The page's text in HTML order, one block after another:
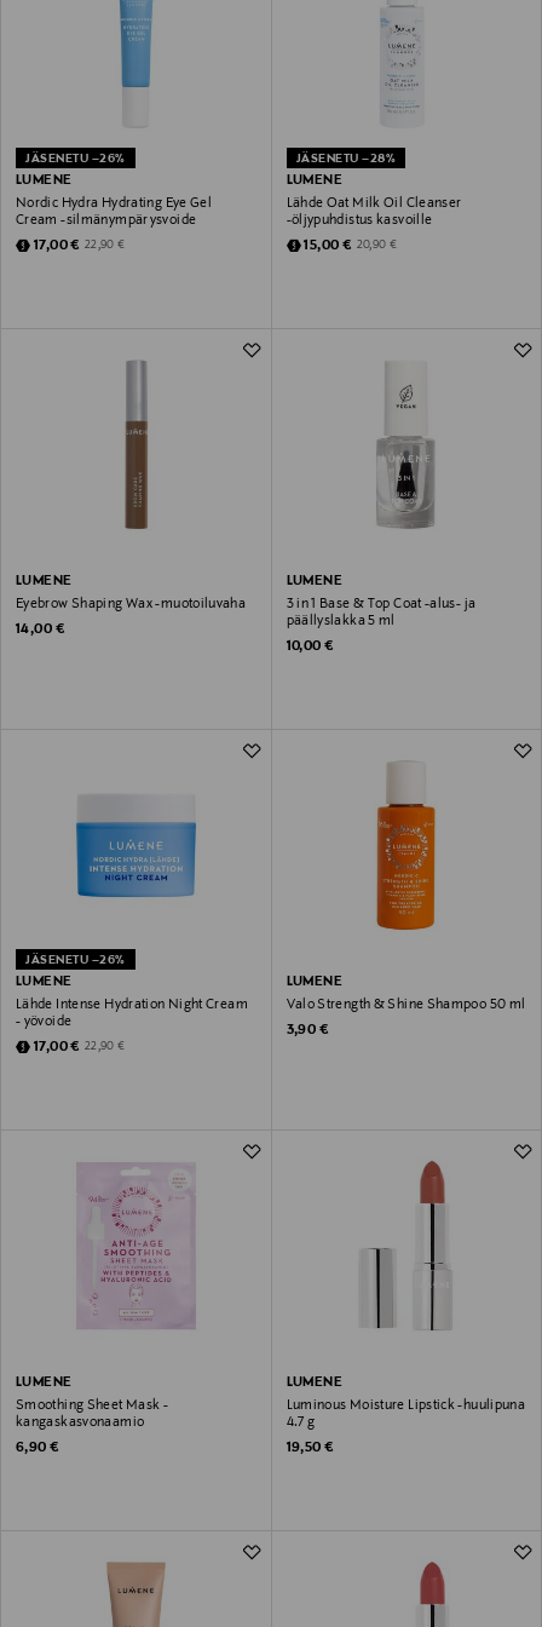
JÄSENETU –26%
LUMENE
Nordic Hydra Hydrating Eye Gel
Cream -silmänympärysvoide
Discounted Price
17,00 € Original Price
22,90 €
JÄSENETU –28%
LUMENE
Lähde Oat Milk Oil Cleanser
-öljypuhdistus kasvoille
Discounted Price
15,00 € Original Price
20,90 €
LUMENE
Eyebrow Shaping Wax -muotoiluvaha
Original Price
14,00 €
LUMENE
3 in 1 Base & Top Coat -alus- ja
päällyslakka 5 ml
Original Price
10,00 €
JÄSENETU –26%
LUMENE
Lähde Intense Hydration Night Cream
- yövoide
Discounted Price
17,00 € Original Price
22,90 €
LUMENE
Valo Strength & Shine Shampoo 50 ml
Original Price
3,90 €
LUMENE
Smoothing Sheet Mask -
kangaskasvonaamio
Original Price
6,90 €
LUMENE
Luminous Moisture Lipstick -huulipuna
4.7 g
Original Price
19,50 €